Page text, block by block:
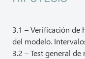
3.1 – Verificación de
del modelo.
3.2 – Test general